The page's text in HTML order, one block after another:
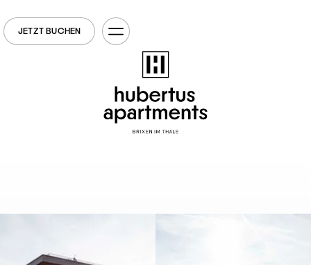
JETZT BUCHEN